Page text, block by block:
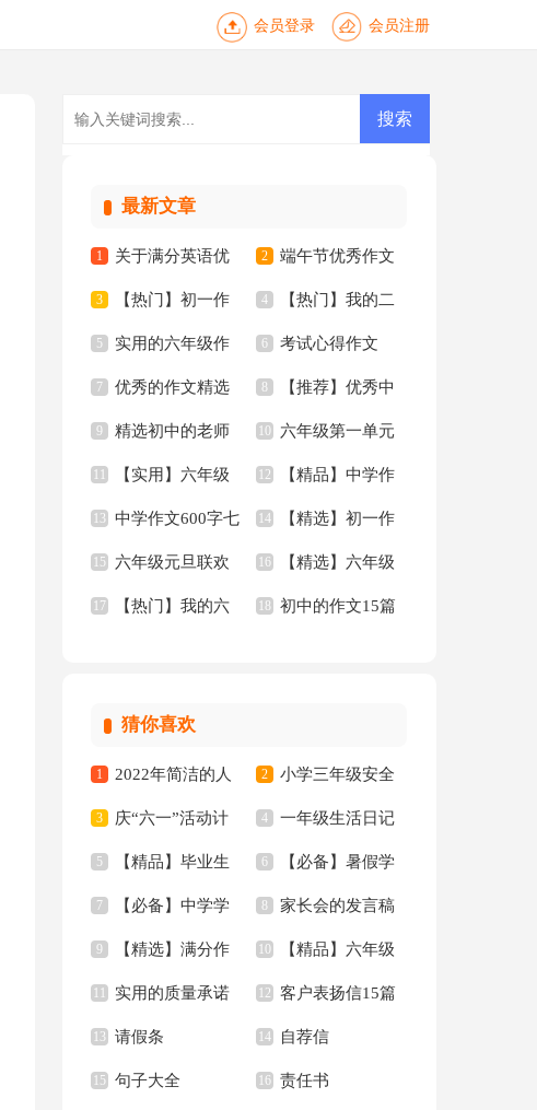
会员登录 会员注册
最新文章
1 关于满分英语优
秀作文锦集10篇
2 端午节优秀作文
【推荐】
3 【热门】初一作
文汇总10篇
4 【热门】我的二
年级作文300字汇总5
篇
5 实用的六年级作
文集合5篇
6 考试心得作文
7 优秀的作文精选
15篇
8 【推荐】优秀中
学作文三篇
9 精选初中的老师
作文锦集10篇
10 六年级第一单元
作文10篇
11 【实用】六年级
年的作文300字合集9
篇
12 【精品】中学作
文汇编9篇
13 中学作文600字七
篇
14 【精选】初一作
文汇编九篇
15 六年级元旦联欢
会作文
16 【精选】六年级
年的作文300字汇总8
17 【热门】我的六 18 初中的作文15篇
猜你喜欢
1 2022年简洁的人
生哲理格言集合88条
2 小学三年级安全
工作总结
3 庆“六一”活动计
划
4 一年级生活日记
5 【精品】毕业生
专业求职信汇编10篇
6 【必备】暑假学
习计划范文合集五篇
7 【必备】中学学
生检讨书4篇
8 家长会的发言稿
9 【精选】满分作
文400字九篇
10 【精品】六年级
新学期作文合集九篇
11 实用的质量承诺
书模板汇总六篇
12 客户表扬信15篇
13 请假条 14 自荐信
15 句子大全 16 责任书